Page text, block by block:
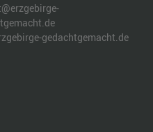
gedachtgemacht.de